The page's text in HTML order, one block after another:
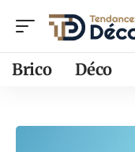
Brico Déco